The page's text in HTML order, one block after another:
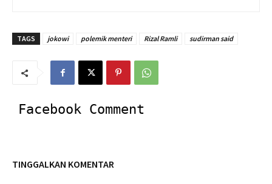
TAGS jokowi polemik menteri Rizal Ramli sudirman said
Facebook Comment
TINGGALKAN KOMENTAR